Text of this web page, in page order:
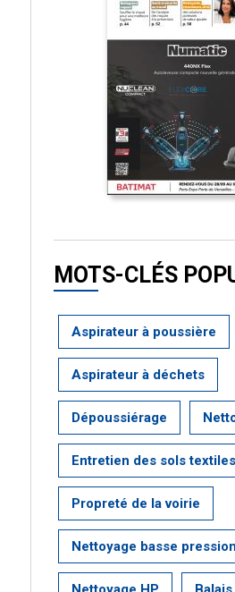
MOTS-CLÉS
Aspirateur à poussière
Aspirateur à déchets
Dépoussiérage
Entretien des sols textiles
Propreté de la voirie
Nettoyage basse pression